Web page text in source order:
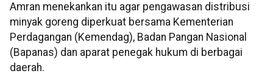
Amran menekankan itu agar pengawasan distribusi
minyak goreng diperkuat bersama Kementerian
Perdagangan (Kemendag), Badan Pangan Nasional
(Bapanas) dan aparat penegak hukum di berbagai
daerah.